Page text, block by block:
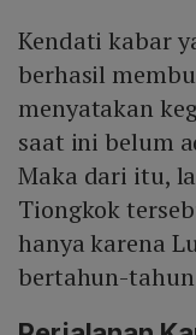
Kendati kabar
berhasil
menyatakan
saat ini belum
Maka dari itu,
Tiongkok
hanya karena
bertahun-